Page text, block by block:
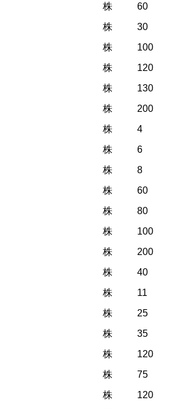
株
60
株 30
株
100
株
120
株
130
株
200
株 4
株
6
株
8
株
60
株
80
株
100
株
200
株 40
株 11
株
25
株
35
株
120
株
75
株
120